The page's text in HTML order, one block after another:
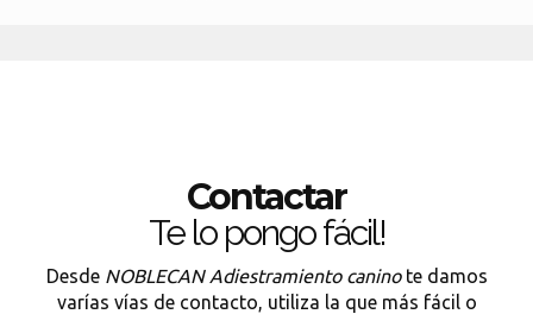
Contactar
Te lo pongo fácil!
Desde NOBLECAN Adiestramiento caninote damos
varías vías de contacto, utiliza la que más fácil o